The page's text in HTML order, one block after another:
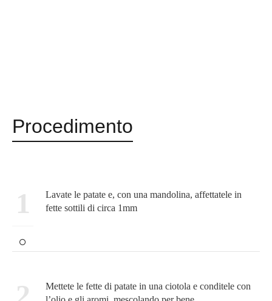
Procedimento
1
Lavate le patate e, con una mandolina, affettatele in
fette sottili di circa 1mm
Mettete le fette di patate in una ciotola e conditele con